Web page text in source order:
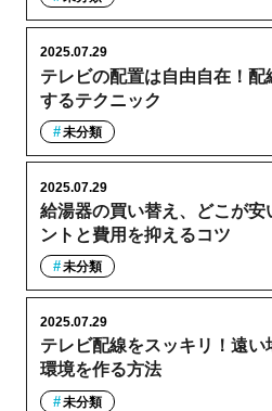
テレビの配置は自由自在！
するテクニック
2025.07.29
未分類
給湯器の買い替え、どこが安
ントと費用を抑えるコツ
2025.07.29
未分類
テレビ配線をスッキリ！遠
環境を作る方法
2025.07.29
未分類